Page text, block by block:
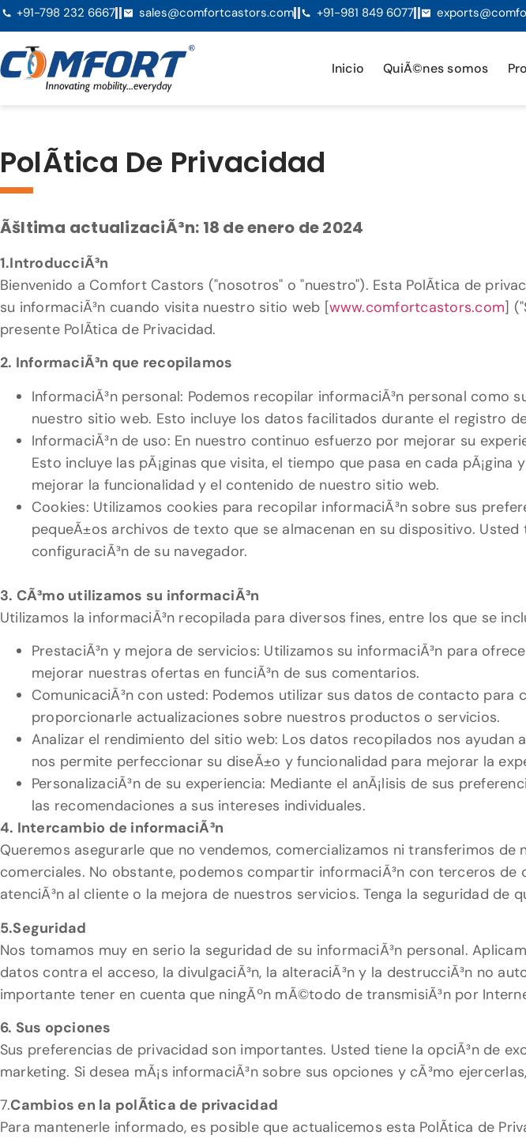
+91-798 232 6667 sales@comfortcastors.com +91-981 849 6077
Inicio QuiÃ©nes somos
PolÃ­tica De Privacidad
Ãšltima actualizaciÃ³n: 18 de enero de 2024
1.IntroducciÃ³n
Bienvenido a Comfort Castors ("nosotros" o "nuestro"). Esta PolÃ­tica de
su informaciÃ³n cuando visita nuestro sitio web [www.comfortcastors.com]
presente PolÃ­tica de Privacidad.
2. InformaciÃ³n que recopilamos
InformaciÃ³n personal: Podemos recopilar informaciÃ³n personal
nuestro sitio web. Esto incluye los datos facilitados durante el registro
InformaciÃ³n de uso: En nuestro continuo esfuerzo por mejorar su
Esto incluye las pÃ¡ginas que visita, el tiempo que pasa en cada
mejorar la funcionalidad y el contenido de nuestro sitio web.
Cookies: Utilizamos cookies para recopilar informaciÃ³n sobre sus
pequeÃ±os archivos de texto que se almacenan en su dispositivo.
configuraciÃ³n de su navegador.
3. CÃ³mo utilizamos su informaciÃ³n
Utilizamos la informaciÃ³n recopilada para diversos fines, entre los que se
PrestaciÃ³n y mejora de servicios: Utilizamos su informaciÃ³n para
mejorar nuestras ofertas en funciÃ³n de sus comentarios.
ComunicaciÃ³n con usted: Podemos utilizar sus datos de contacto
proporcionarle actualizaciones sobre nuestros productos o servicios.
Analizar el rendimiento del sitio web: Los datos recopilados nos
nos permite perfeccionar su diseÃ±o y funcionalidad para mejorar la
PersonalizaciÃ³n de su experiencia: Mediante el anÃ¡lisis de sus
las recomendaciones a sus intereses individuales.
4. Intercambio de informaciÃ³n
Queremos asegurarle que no vendemos, comercializamos ni transferimos
comerciales. No obstante, podemos compartir informaciÃ³n con terceros de
atenciÃ³n al cliente o la mejora de nuestros servicios. Tenga la seguridad
5.Seguridad
Nos tomamos muy en serio la seguridad de su informaciÃ³n personal.
datos contra el acceso, la divulgaciÃ³n, la alteraciÃ³n y la destrucciÃ³n no
importante tener en cuenta que ningÃºn mÃ©todo de transmisiÃ³n por
6. Sus opciones
Sus preferencias de privacidad son importantes. Usted tiene la opciÃ³n de
marketing. Si desea mÃ¡s informaciÃ³n sobre sus opciones y cÃ³mo
7.Cambios en la polÃ­tica de privacidad
Para mantenerle informado, es posible que actualicemos esta PolÃ­tica de